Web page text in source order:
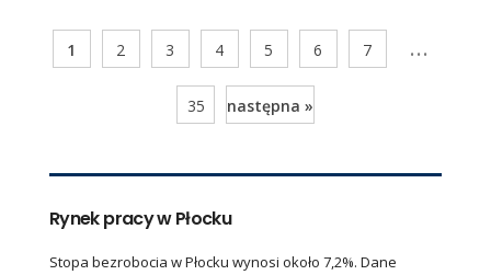
1 2 3 4 5 6 7 ...
35 następna »
Rynek pracy w Płocku
Stopa bezrobocia w Płocku wynosi około 7,2%. Dane